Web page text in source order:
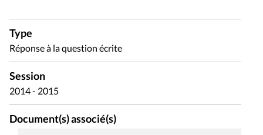
Type
Réponse à la question écrite
Session
2014 - 2015
Document(s) associé(s)